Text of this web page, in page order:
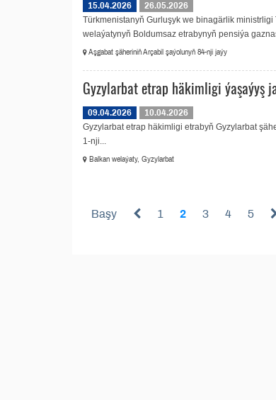
15.04.2026
26.05.2026
Türkmenistanyň Gurluşyk we binagärlik
welaýatynyň Boldumsaz etrabynyň pensiýa
Aşgabat şäheriniň Arçabil şaýolunyň 84-nji jaýy
Gyzylarbat etrap häkimligi ýaşaýyş
09.04.2026
10.04.2026
Gyzylarbat etrap häkimligi etrabyň Gyzylarbat
1-nji...
Balkan welaýaty, Gyzylarbat
Başy 1 2 3 4 5